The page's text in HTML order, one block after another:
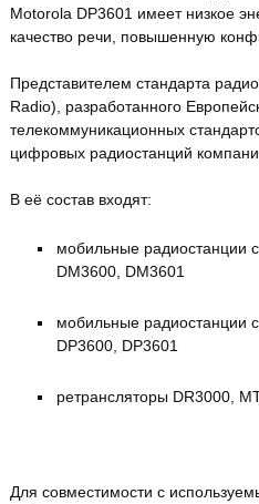
Motorola DP3601 имеет низкое
качество речи, повышенную
Представителем стандарта
Radio), разработанного
телекоммуникационных
цифровых радиостанций
В её состав входят:
мобильные радиостанции
DM3600, DM3601
мобильные радиостанции
DP3600, DP3601
ретрансляторы DR3000,
Для совместимости с